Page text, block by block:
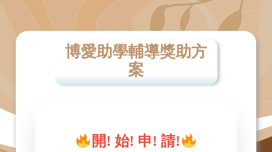
博愛助學輔導獎助方
案
開! 始! 申! 請!